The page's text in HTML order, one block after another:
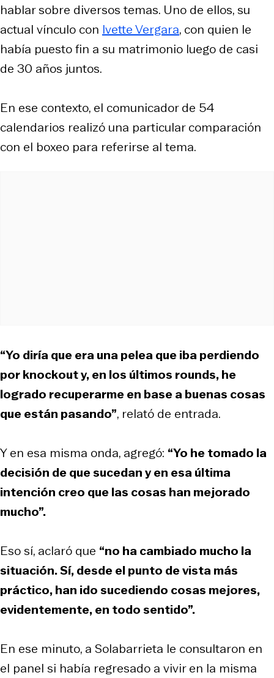
hablar sobre diversos temas. Uno de ellos, su
actual vínculo con Ivette Vergara, con quien le
había puesto fin a su matrimonio luego de casi
de 30 años juntos.
En ese contexto, el comunicador de 54
calendarios realizó una particular comparación
con el boxeo para referirse al tema.
“Yo diría que era una pelea que iba perdiendo
por knockout y, en los últimos rounds, he
logrado recuperarme en base a buenas cosas
que están pasando”, relató de entrada.
Y en esa misma onda, agregó: “Yo he tomado la
decisión de que sucedan y en esa última
intención creo que las cosas han mejorado
mucho”.
Eso sí, aclaró que “no ha cambiado mucho la
situación. Sí, desde el punto de vista más
práctico, han ido sucediendo cosas mejores,
evidentemente, en todo sentido”.
En ese minuto, a Solabarrieta le consultaron en
el panel si había regresado a vivir en la misma